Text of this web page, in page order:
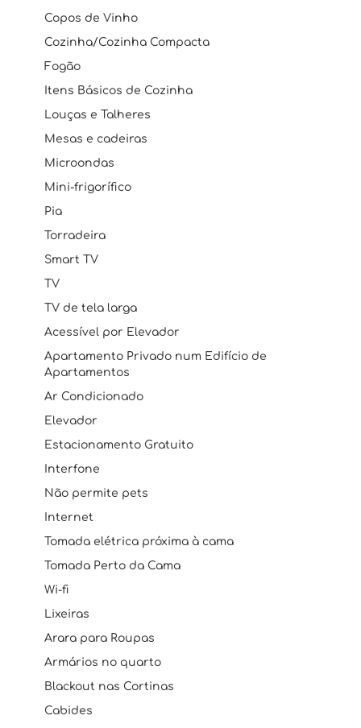
Copos de Vinho
Cozinha/Cozinha Compacta
Fogão
Itens Básicos de Cozinha
Louças e Talheres
Mesas e cadeiras
Microondas
Mini-frigorífico
Pia
Torradeira
Smart TV
TV
TV de tela larga
Acessível por Elevador
Apartamento Privado num Edifício de
Apartamentos
Ar Condicionado
Elevador
Estacionamento Gratuito
Interfone
Não permite pets
Internet
Tomada elétrica próxima à cama
Tomada Perto da Cama
Wi-fi
Lixeiras
Arara para Roupas
Armários no quarto
Blackout nas Cortinas
Cabides